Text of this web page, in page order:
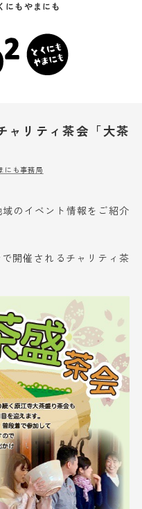
にもやまにも
ャリティ茶会「大茶
にも事務局
のイベント情報をご紹介
開催されるチャリティ茶